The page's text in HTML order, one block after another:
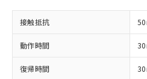
接触抵抗
動作時間
復帰時間
ご利用条件
す。
対応予定：EU RoHS指
有に対応した製品に切り
商品です。